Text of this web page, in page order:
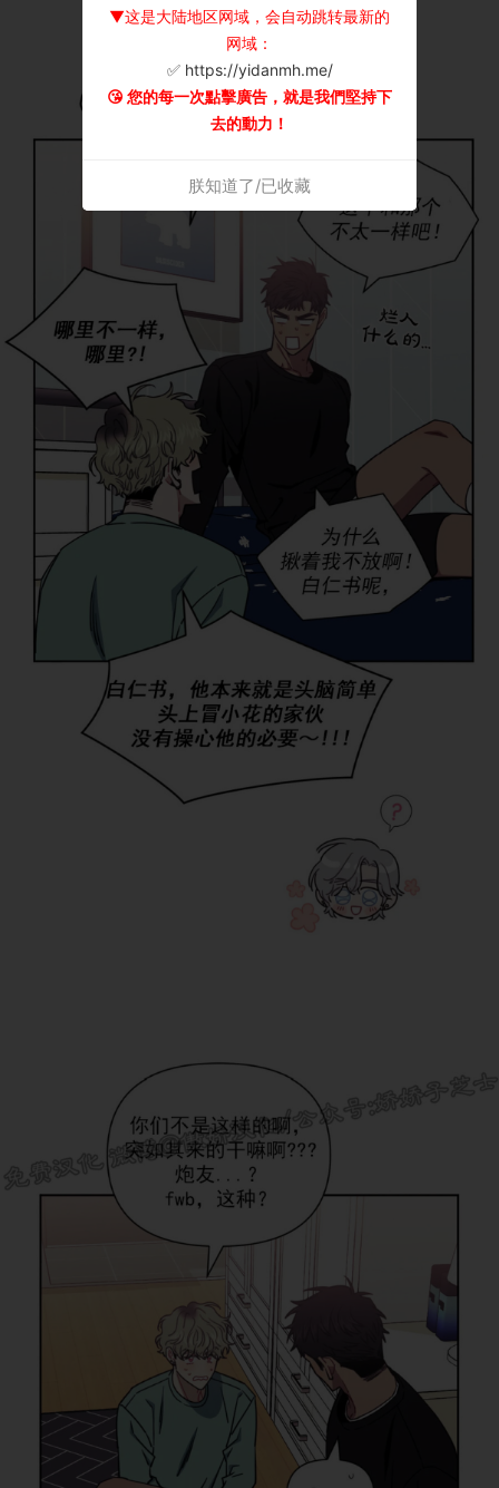
▼这是大陆地区网域，会自动跳转最新的
网域：
✅ https://yidanmh.me/
😘 您的每一次點擊廣告，就是我們堅持下
去的動力！
朕知道了/已收藏